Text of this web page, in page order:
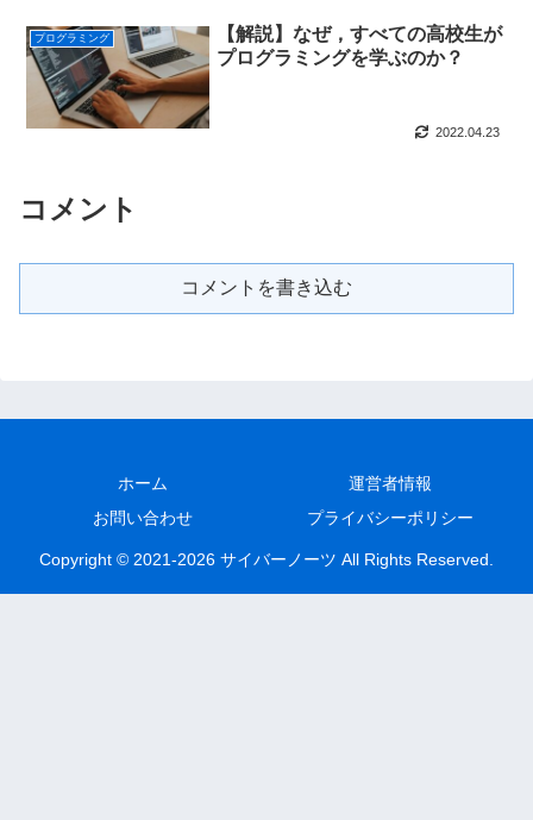
プログラミング
【解説】なぜ，すべての高校生が
プログラミングを学ぶのか？
2022.04.23
コメント
コメントを書き込む
ホーム
運営者情報
お問い合わせ
プライバシーポリシー
Copyright © 2021-2026 サイバーノーツ All Rights Reserved.